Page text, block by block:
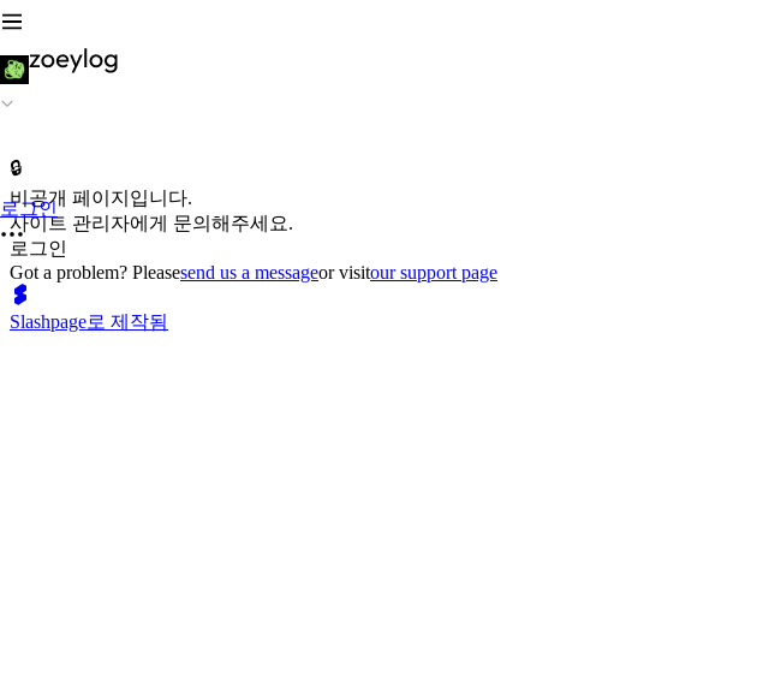
로그인
🔒
비공개 페이지입니다.
사이트 관리자에게 문의해주세요.
로그인
Got a problem? Pleasesend us a messageor visitour support page
Slashpage로 제작됨